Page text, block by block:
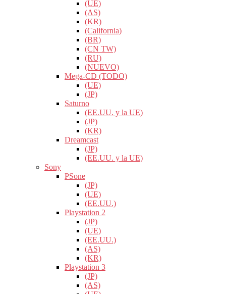
(UE)
(AS)
(KR)
(California)
(BR)
(CN TW)
(RU)
(NUEVO)
Mega-CD (TODO)
(UE)
(JP)
Saturno
(EE.UU. y la UE)
(JP)
(KR)
Dreamcast
(JP)
(EE.UU. y la UE)
Sony
PSone
(JP)
(UE)
(EE.UU.)
Playstation 2
(JP)
(UE)
(EE.UU.)
(AS)
(KR)
Playstation 3
(JP)
(AS)